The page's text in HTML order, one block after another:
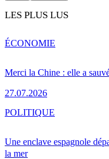
LES PLUS LUS
Merci la Chine : elle a
27.07.2026
ÉCONOMIE
Une enclave espagnole
la mer
POLITIQUE